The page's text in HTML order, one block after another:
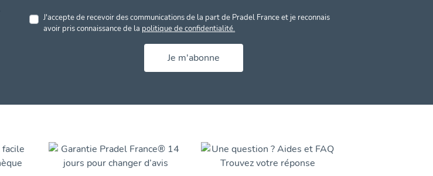
J'accepte de recevoir des communications de la part de Pradel France et je reconnais
avoir pris connaissance de la politique de confidentialité.
Je m'abonne